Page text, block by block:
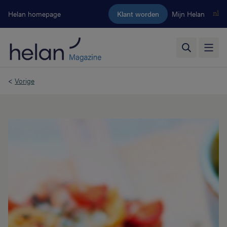
Ga naar de hoofdinhoud
Helan homepage Klant worden Mijn Helan nl
< Vorige